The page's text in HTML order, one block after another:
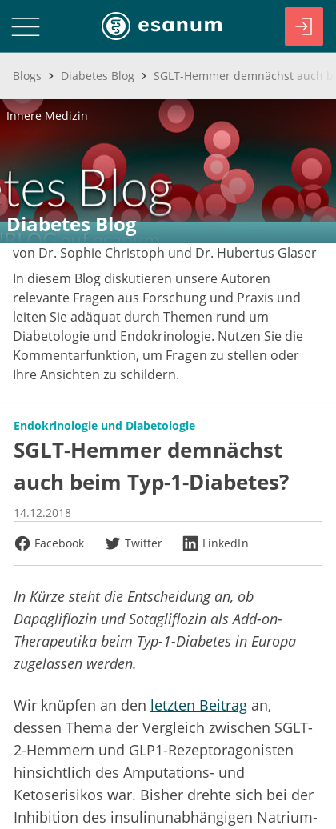
Blogs Diabetes Blog
Innere Medizin
Diabetes Blog
von Dr. Sophie Christoph und Dr. Hubertus Glaser
In diesem Blog diskutieren unsere Autoren
relevante Fragen aus Forschung und Praxis und
leiten Sie adäquat durch Themen rund um
Diabetologie und Endokrinologie. Nutzen Sie die
Kommentarfunktion, um Fragen zu stellen oder
Ihre Ansichten zu schildern.
Endokrinologie und Diabetologie
SGLT-Hemmer demnächst
auch beim Typ-1-Diabetes?
14.12.2018
Facebook
Twitter LinkedIn
In Kürze steht die Entscheidung an, ob
Dapagliflozin und Sotagliflozin als Add-on-
Therapeutika beim Typ-1-Diabetes in Europa
zugelassen werden.
Wir knüpfen an den letzten Beitrag an,
dessen Thema der Vergleich zwischen SGLT-
2-Hemmern und GLP1-Rezeptoragonisten
hinsichtlich des Amputations- und
Ketoserisikos war. Bisher drehte sich bei der
Inhibition des insulinunabhängigen Natrium-